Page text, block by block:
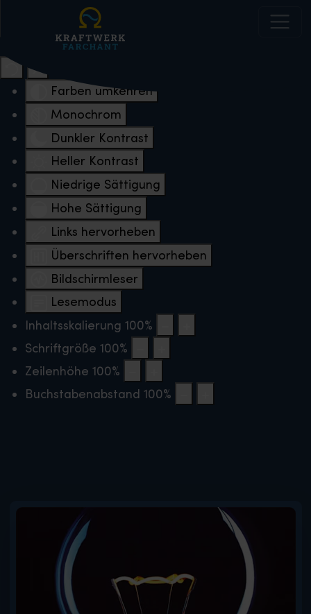
Eingabehilfen öffnen
Farben umkehren
Monochrom
Dunkler Kontrast
Heller Kontrast
Niedrige Sättigung
Hohe Sättigung
Links hervorheben
Überschriften hervorheben
Bildschirmleser
Lesemodus
Inhaltsskalierung 100%
Schriftgröße 100%
Zeilenhöhe 100%
Buchstabenabstand 100%